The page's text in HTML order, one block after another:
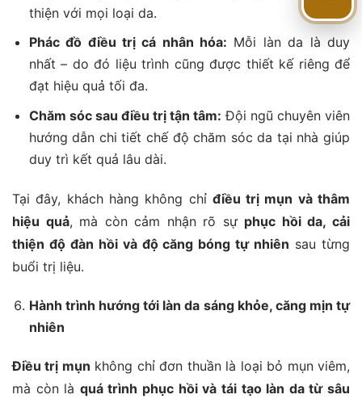
thiện với mọi loại da.
Phác đồ điều trị cá nhân hóa: Mỗi làn da là duy
nhất – do đó liệu trình cũng được thiết kế riêng để
đạt hiệu quả tối đa.
Chăm sóc sau điều trị tận tâm: Đội ngũ chuyên viên
hướng dẫn chi tiết chế độ chăm sóc da tại nhà giúp
duy trì kết quả lâu dài.
Tại đây, khách hàng không chỉ điều trị mụn và thâm
hiệu quả, mà còn cảm nhận rõ sự phục hồi da, cải
thiện độ đàn hồi và độ căng bóng tự nhiên sau từng
buổi trị liệu.
Hành trình hướng tới làn da sáng khỏe, căng mịn tự
nhiên
Điều trị mụn không chỉ đơn thuần là loại bỏ mụn viêm,
mà còn là quá trình phục hồi và tái tạo làn da từ sâu